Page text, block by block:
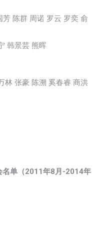
陈群 周诺 罗云 罗奕 俞
韩景芸 熊晖
林 张豪 陈溯 奚春睿 商洪
名单（2011年8月-2014年